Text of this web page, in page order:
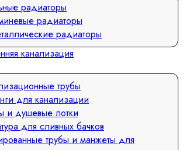
радиаторы
радиаторы
радиаторы
канализация
трубы
для канализации
и душевые лотки
для сливных бачков
трубы и манжеты для